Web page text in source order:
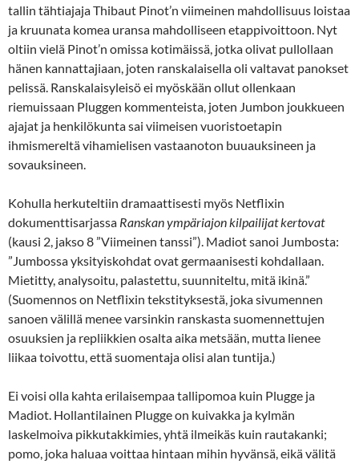
tallin tähtiajaja Thibaut Pinot’n viimeinen mahdollisuus loistaa
ja kruunata komea uransa mahdolliseen etappivoittoon. Nyt
oltiin vielä Pinot’n omissa kotimäissä, jotka olivat pullollaan
hänen kannattajiaan, joten ranskalaisella oli valtavat panokset
pelissä. Ranskalaisyleisö ei myöskään ollut ollenkaan
riemuissaan Pluggen kommenteista, joten Jumbon joukkueen
ajajat ja henkilökunta sai viimeisen vuoristoetapin
ihmismereltä vihamielisen vastaanoton buuauksineen ja
sovauksineen.
Kohulla herkuteltiin dramaattisesti myös Netflixin
dokumenttisarjassa Ranskan ympäriajon kilpailijat kertovat
(kausi 2, jakso 8 ”Viimeinen tanssi”). Madiot sanoi Jumbosta:
”Jumbossa yksityiskohdat ovat germaanisesti kohdallaan.
Mietitty, analysoitu, palastettu, suunniteltu, mitä ikinä.”
(Suomennos on Netflixin tekstityksestä, joka sivumennen
sanoen välillä menee varsinkin ranskasta suomennettujen
osuuksien ja repliikkien osalta aika metsään, mutta lienee
liikaa toivottu, että suomentaja olisi alan tuntija.)
Ei voisi olla kahta erilaisempaa tallipomoa kuin Plugge ja
Madiot. Hollantilainen Plugge on kuivakka ja kylmän
laskelmoiva pikkutakkimies, yhtä ilmeikäs kuin rautakanki;
pomo, joka haluaa voittaa hintaan mihin hyvänsä, eikä välitä